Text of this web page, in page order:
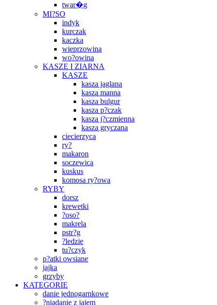
twar�g
MI?SO
indyk
kurczak
kaczka
wieprzowina
wo?owina
KASZE I ZIARNA
KASZE
kasza jaglana
kasza manna
kasza bulgur
kasza p?czak
kasza j?czmienna
kasza gryczana
ciecierzyca
ry?
makaron
soczewica
kuskus
komosa ry?owa
RYBY
dorsz
krewetki
?oso?
makrela
pstr?g
?ledzie
tu?czyk
p?atki owsiane
jajka
grzyby
KATEGORIE
danie jednogarnkowe
?niadanie z jajem